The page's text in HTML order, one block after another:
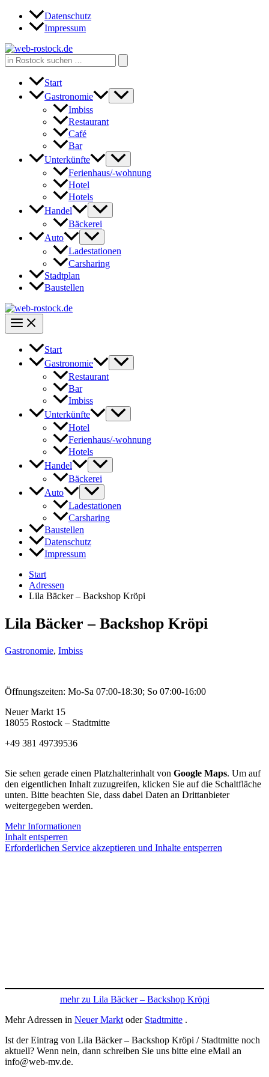
Zum
Inhalt
Datenschutz
Impressum
Search
for:
Start
Gastronomie
Imbiss
Restaurant
Café
Bar
Unterkünfte
Ferienhaus/-wohnung
Hotel
Hotels
Handel
Bäckerei
Auto
Ladestationen
Carsharing
Stadtplan
Baustellen
Start
Gastronomie
Restaurant
Bar
Imbiss
Unterkünfte
Hotel
Ferienhaus/-wohnung
Hotels
Handel
Bäckerei
Auto
Ladestationen
Carsharing
Baustellen
Datenschutz
Impressum
Start
Adressen
Lila Bäcker – Backshop Kröpi
Lila Bäcker – Backshop Kröpi
Gastronomie, Imbiss
Öffnungszeiten: Mo-Sa 07:00-18:30; So 07:00-16:00
Neuer Markt 15
18055 Rostock – Stadtmitte
+49 381 49739536
Sie sehen gerade einen Platzhalterinhalt von Google Maps. Um auf
den eigentlichen Inhalt zuzugreifen, klicken Sie auf die Schaltfläche
unten. Bitte beachten Sie, dass dabei Daten an Drittanbieter
weitergegeben werden.
Mehr Informationen
Inhalt entsperren
Erforderlichen Service akzeptieren und Inhalte entsperren
mehr zu Lila Bäcker – Backshop Kröpi
Mehr Adressen in Neuer Markt oder Stadtmitte .
Ist der Eintrag von Lila Bäcker – Backshop Kröpi / Stadtmitte noch
aktuell? Wenn nein, dann schreiben Sie uns bitte eine eMail an
info@web-mv.de.